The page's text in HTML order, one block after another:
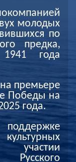
молодых
по
предка,
года
премьере
Победы на
года.